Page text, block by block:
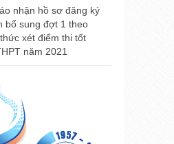
nhận hồ sơ đăng ký
bổ sung đợt 1 theo
xét điểm thi tốt
năm 2021